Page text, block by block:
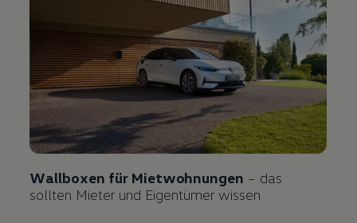
Wallboxen für Mietwohnungen – das
sollten Mieter und Eigentümer wissen